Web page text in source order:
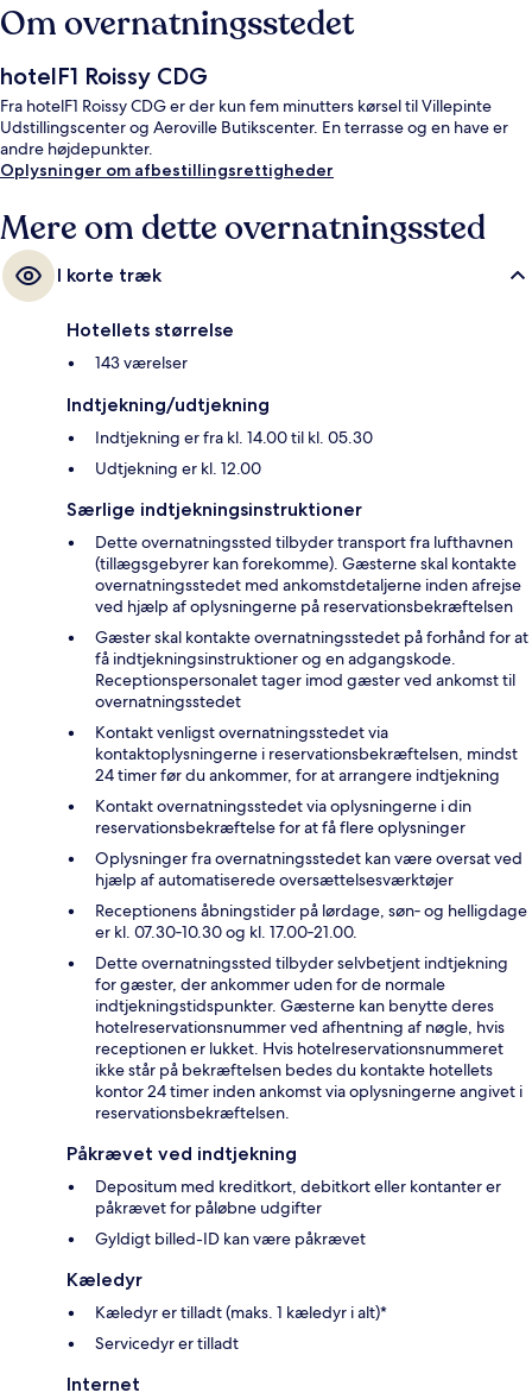
Om overnatningsstedet
hotelF1 Roissy CDG
Fra hotelF1 Roissy CDG er der kun fem minutters kørsel til Villepinte
Udstillingscenter og Aeroville Butikscenter. En terrasse og en have er
andre højdepunkter.
Oplysninger om afbestillingsrettigheder
Mere om dette overnatningssted
I korte træk
Hotellets størrelse
143 værelser
Indtjekning/udtjekning
Indtjekning er fra kl. 14.00 til kl. 05.30
Udtjekning er kl. 12.00
Særlige indtjekningsinstruktioner
Dette overnatningssted tilbyder transport fra lufthavnen
(tillægsgebyrer kan forekomme). Gæsterne skal kontakte
overnatningsstedet med ankomstdetaljerne inden afrejse
ved hjælp af oplysningerne på reservationsbekræftelsen
Gæster skal kontakte overnatningsstedet på forhånd for at
få indtjekningsinstruktioner og en adgangskode.
Receptionspersonalet tager imod gæster ved ankomst til
overnatningsstedet
Kontakt venligst overnatningsstedet via
kontaktoplysningerne i reservationsbekræftelsen, mindst
24 timer før du ankommer, for at arrangere indtjekning
Kontakt overnatningsstedet via oplysningerne i din
reservationsbekræftelse for at få flere oplysninger
Oplysninger fra overnatningsstedet kan være oversat ved
hjælp af automatiserede oversættelsesværktøjer
Receptionens åbningstider på lørdage, søn‑ og helligdage
er kl. 07.30‑10.30 og kl. 17.00‑21.00.
Dette overnatningssted tilbyder selvbetjent indtjekning
for gæster, der ankommer uden for de normale
indtjekningstidspunkter. Gæsterne kan benytte deres
hotelreservationsnummer ved afhentning af nøgle, hvis
receptionen er lukket. Hvis hotelreservationsnummeret
ikke står på bekræftelsen bedes du kontakte hotellets
kontor 24 timer inden ankomst via oplysningerne angivet i
reservationsbekræftelsen.
Påkrævet ved indtjekning
Depositum med kreditkort, debitkort eller kontanter er
påkrævet for påløbne udgifter
Gyldigt billed-ID kan være påkrævet
Kæledyr
Kæledyr er tilladt (maks. 1 kæledyr i alt)*
Servicedyr er tilladt
Internet